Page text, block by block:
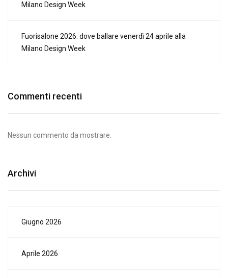
Milano Design Week
Fuorisalone 2026: dove ballare venerdì 24 aprile alla
Milano Design Week
Commenti recenti
Nessun commento da mostrare.
Archivi
Giugno 2026
Aprile 2026